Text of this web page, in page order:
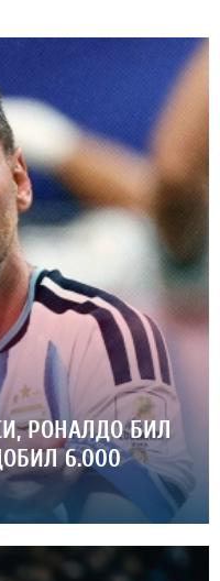
РОНАЛДО БИЛ
6.000